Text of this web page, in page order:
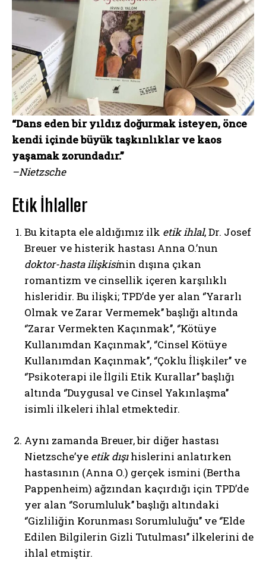
“Dans eden bir yıldız doğurmak isteyen, önce
kendi içinde büyük taşkınlıklar ve kaos
yaşamak zorundadır.”
–Nietzsche
Etik İhlaller
Bu kitapta ele aldığımız ilk etik ihlal, Dr. Josef
Breuer ve histerik hastası Anna O.’nun
doktor-hasta ilişkisinin dışına çıkan
romantizm ve cinsellik içeren karşılıklı
hisleridir. Bu ilişki; TPD’de yer alan ‘’Yararlı
Olmak ve Zarar Vermemek’’ başlığı altında
‘’Zarar Vermekten Kaçınmak’’, ‘’Kötüye
Kullanımdan Kaçınmak’’, ‘’Cinsel Kötüye
Kullanımdan Kaçınmak’’, ‘’Çoklu İlişkiler’’ ve
‘’Psikoterapi ile İlgili Etik Kurallar’’ başlığı
altında ‘’Duygusal ve Cinsel Yakınlaşma’’
isimli ilkeleri ihlal etmektedir.
Aynı zamanda Breuer, bir diğer hastası
Nietzsche’ye etik dışıhislerini anlatırken
hastasının (Anna O.) gerçek ismini (Bertha
Pappenheim) ağzından kaçırdığı için TPD’de
yer alan ‘’Sorumluluk’’ başlığı altındaki
‘’Gizliliğin Korunması Sorumluluğu’’ ve ‘’Elde
Edilen Bilgilerin Gizli Tutulması’’ ilkelerini de
ihlal etmiştir.